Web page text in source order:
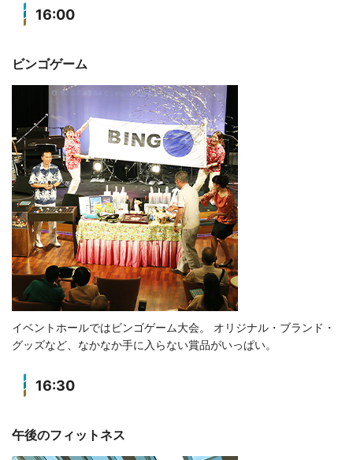
16:00
ビンゴゲーム
イベントホールではビンゴゲーム大会。 オリジナル・ブランド・
グッズなど、なかなか手に入らない賞品がいっぱい。
16:30
午後のフィットネス